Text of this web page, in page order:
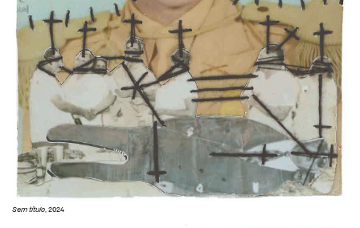
Sem título , 2024